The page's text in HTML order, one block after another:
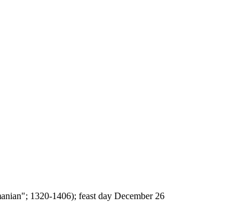
1320-1406); feast day December 26